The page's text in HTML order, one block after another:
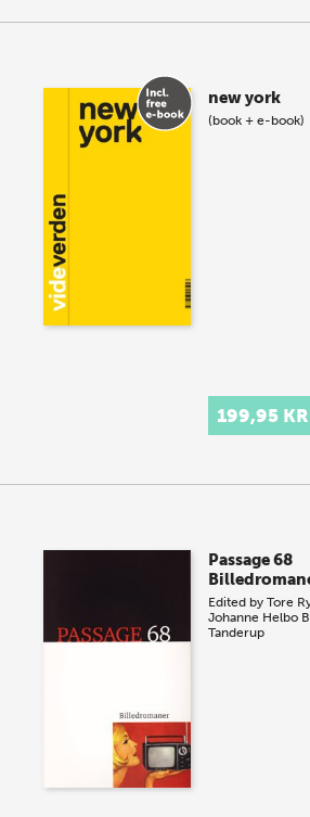
new york
(book + e-book)
199,95
Passage 68
Edited byTore
Johanne Helbo
Tanderup